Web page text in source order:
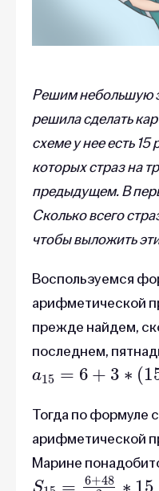
Решим небольшую
решила сделать
схеме у нее есть
которых страз на
предыдущем. В
Сколько всего
чтобы выложить
Воспользуемся
арифметической
прежде найдем,
последнем,
6+ ∗( +1
Тогда по формуле
арифметической
Марине
S15 +482∗15